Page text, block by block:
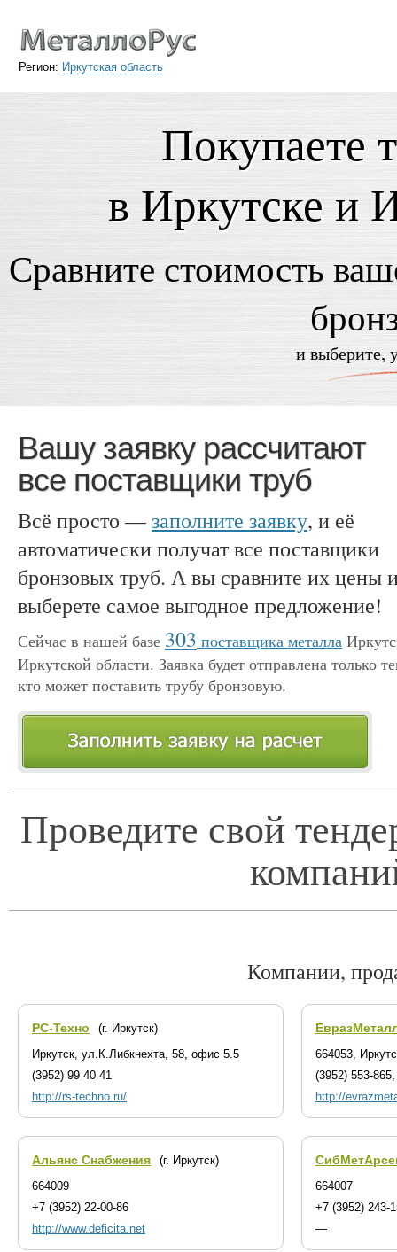
Регион: Иркутская область
Покупаете
в Иркутске и
Сравните стоимость
и выберите,
Вашу заявку рассчитают
все поставщики труб
Всё просто —заполните заявку, и её
автоматически получат все поставщики
бронзовых труб. А вы сравните их цены
выберете самое выгодное предложение!
Сейчас в нашей базе 303 поставщика металла
Иркутской области. Заявка будет отправлена только
кто может поставить трубу бронзовую.
Проведите свой
Компании,
РС-Техно
(г. Иркутск)
Иркутск, ул.К.Либкнехта, 58, офис 5.5
(3952) 99 40 41
http://rs-techno.ru/
664053,
(3952) 553-
http://
Альянс Снабжения
(г. Иркутск)
664009
+7 (3952) 22-00-86
http://www.deficita.net
664007
+7 (3952) 243-
—